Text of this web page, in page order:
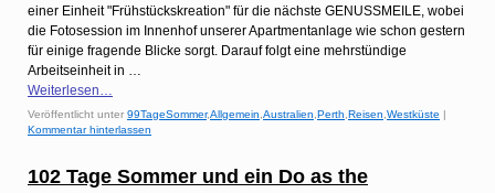
einer Einheit "Frühstückskreation" für die nächste GENUSSMEILE, wobei
die Fotosession im Innenhof unserer Apartmentanlage wie schon gestern
für einige fragende Blicke sorgt. Darauf folgt eine mehrstündige
Arbeitseinheit in …
Weiterlesen…
Veröffentlicht unter 99TageSommer,Allgemein Australien Perth Reisen Westküste |
Kommentar hinterlassen
102 Tage Sommer und ein Do as the